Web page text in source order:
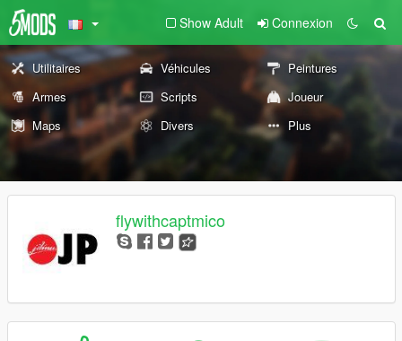
Show Adult Connexion
Utilitaires Véhicules
Peintures
Armes
Scripts
Joueur
Maps
Divers Plus
flywithcaptmico